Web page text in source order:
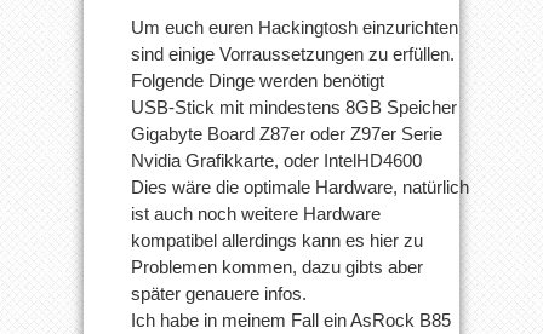
Um euch euren Hackingtosh einzurichten
sind einige Vorraussetzungen zu erfüllen.
Folgende Dinge werden benötigt
USB-Stick mit mindestens 8GB Speicher
Gigabyte Board Z87er oder Z97er Serie
Nvidia Grafikkarte, oder IntelHD4600
Dies wäre die optimale Hardware, natürlich
ist auch noch weitere Hardware
kompatibel allerdings kann es hier zu
Problemen kommen, dazu gibts aber
später genauere infos.
Ich habe in meinem Fall ein AsRock B85